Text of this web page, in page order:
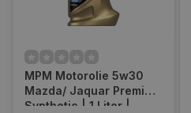
MPM Motorolie 5w30
Mazda/ Jaquar Premium
Synthetic | 1 Liter |